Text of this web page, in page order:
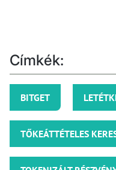
Címkék:
BITGET
TŐKEÁTTÉTELES